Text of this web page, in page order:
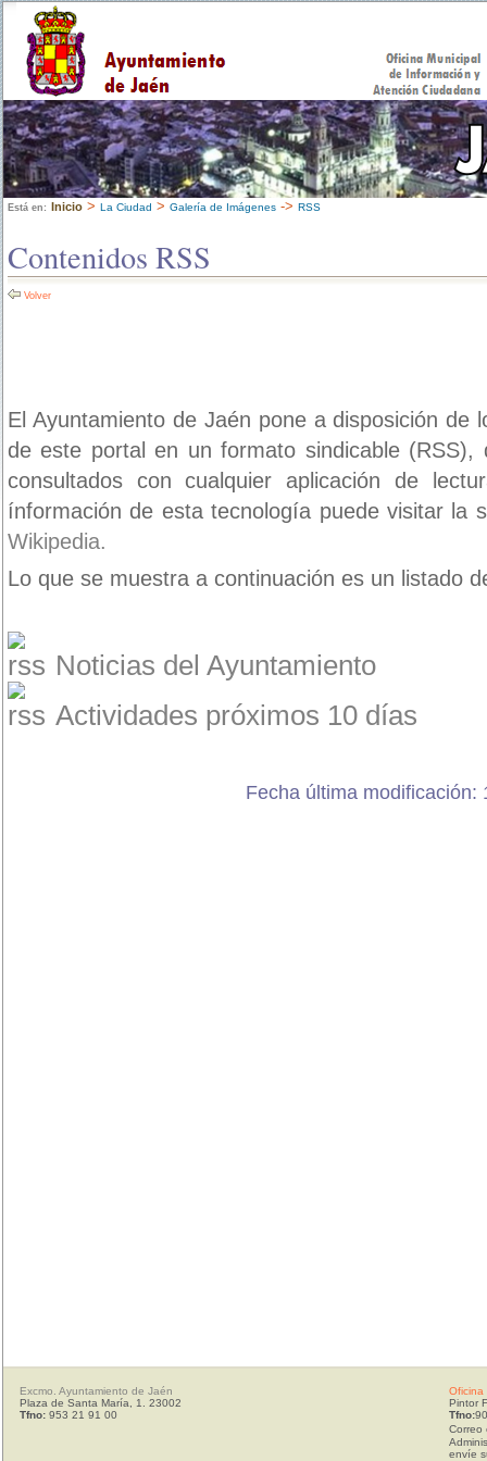
Está en: Inicio > La Ciudad > Galería de Imágenes -> RSS
Contenidos RSS
Volver
El Ayuntamiento de Jaén pone a disposición de
de este portal en un formato sindicable
consultados con cualquier aplicación de
ínformación de esta tecnología puede visitar la
Wikipedia.
Lo que se muestra a continuación es un listado
Noticias del Ayuntamiento
Actividades próximos 10 días
Fecha última modificación:
Excmo. Ayuntamiento de Jaén
Plaza de Santa María, 1. 23002
Tfno: 953 21 91 00
Oficina
Pintor
Tfno:
Correo
envíe